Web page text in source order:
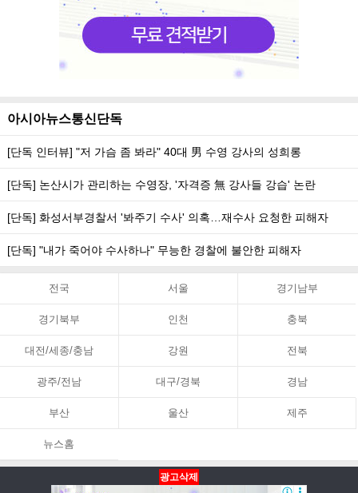
아시아뉴스통신단독
[단독 인터뷰] "저 가슴 좀 봐라" 40대 男 수영 강사의 성희롱
[단독] 논산시가 관리하는 수영장, '자격증 無 강사들 강습' 논란
[단독] 화성서부경찰서 '봐주기 수사' 의혹…재수사 요청한 피해자
[단독] "내가 죽어야 수사하나" 무능한 경찰에 불안한 피해자
전국 서울 경기남부
경기북부 인천 충북
대전/세종/충남 강원 전북
광주/전남 대구/경북 경남
부산 울산 제주
뉴스홈
광고삭제